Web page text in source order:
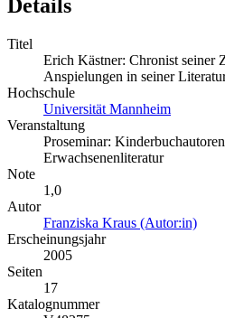
Details
Titel
Erich Kästner: Chronist seiner
Anspielungen in seiner
Hochschule
Universität Mannheim
Veranstaltung
Proseminar:
Erwachsenenliteratur
Note
1,0
Autor
Franziska Kraus (Autor:in)
Erscheinungsjahr
2005
Seiten
17
Katalognummer